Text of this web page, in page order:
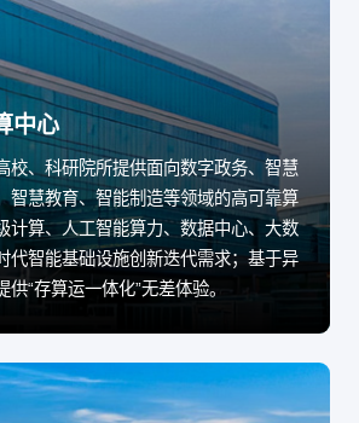
中心
校、科研院所提供面向数字政务、智慧
智慧教育、智能制造等领域的高可靠算
计算、人工智能算力、数据中心、大数
代智能基础设施创新迭代需求；基于异
“存算运一体化”无差体验。